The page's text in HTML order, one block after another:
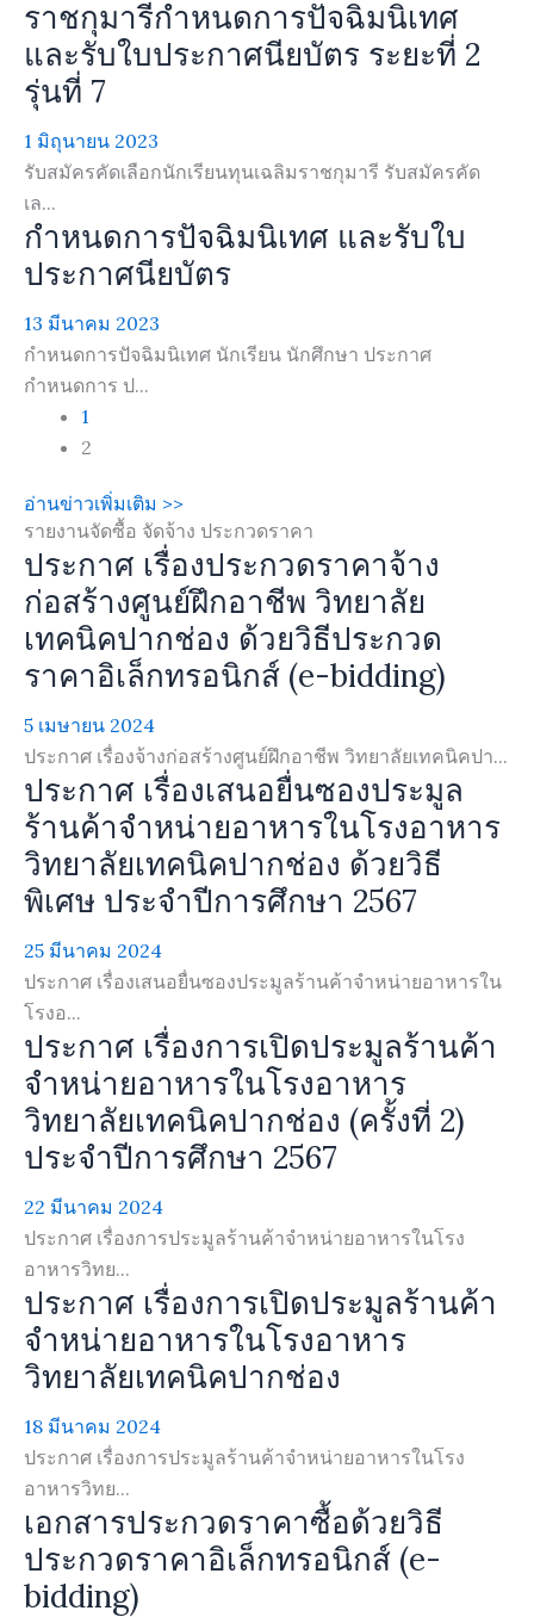
ราชกุมารีกำหนดการปัจฉิมนิเทศ
และรับใบประกาศนียบัตร ระยะที่ 2
รุ่นที่ 7
1 มิถุนายน 2023
รับสมัครคัดเลือกนักเรียนทุนเฉลิมราชกุมารี รับสมัครคัด
เล...
กำหนดการปัจฉิมนิเทศ และรับใบ
ประกาศนียบัตร
13 มีนาคม 2023
กำหนดการปัจฉิมนิเทศ นักเรียน นักศึกษา ประกาศ
กำหนดการ ป...
1
2
อ่านข่าวเพิ่มเติม >>
รายงานจัดซื้อ จัดจ้าง ประกวดราคา
ประกาศ เรื่องประกวดราคาจ้าง
ก่อสร้างศูนย์ฝึกอาชีพ วิทยาลัย
เทคนิคปากช่อง ด้วยวิธีประกวด
ราคาอิเล็กทรอนิกส์ (e-bidding)
5 เมษายน 2024
ประกาศ เรื่องจ้างก่อสร้างศูนย์ฝึกอาชีพ วิทยาลัยเทคนิคปา...
ประกาศ เรื่องเสนอยื่นซองประมูล
ร้านค้าจำหน่ายอาหารในโรงอาหาร
วิทยาลัยเทคนิคปากช่อง ด้วยวิธี
พิเศษ ประจำปีการศึกษา 2567
25 มีนาคม 2024
ประกาศ เรื่องเสนอยื่นซองประมูลร้านค้าจำหน่ายอาหารใน
โรงอ...
ประกาศ เรื่องการเปิดประมูลร้านค้า
จำหน่ายอาหารในโรงอาหาร
วิทยาลัยเทคนิคปากช่อง (ครั้งที่ 2)
ประจำปีการศึกษา 2567
22 มีนาคม 2024
ประกาศ เรื่องการประมูลร้านค้าจำหน่ายอาหารในโรง
อาหารวิทย...
ประกาศ เรื่องการเปิดประมูลร้านค้า
จำหน่ายอาหารในโรงอาหาร
วิทยาลัยเทคนิคปากช่อง
18 มีนาคม 2024
ประกาศ เรื่องการประมูลร้านค้าจำหน่ายอาหารในโรง
อาหารวิทย...
เอกสารประกวดราคาซื้อด้วยวิธี
ประกวดราคาอิเล็กทรอนิกส์ (e-
bidding)